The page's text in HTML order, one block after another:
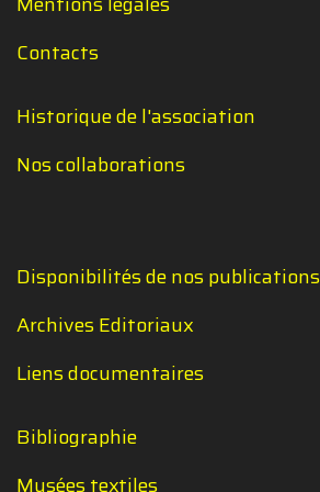
Contacts
Historique de l'association
Nos collaborations
Disponibilités de nos publications
Archives Editoriaux
Liens documentaires
Bibliographie
Musées textiles